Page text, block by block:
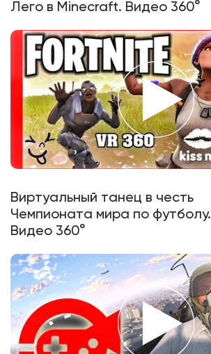
Лего в Minecraft. Видео 360°
Виртуальный танец в честь
Чемпионата мира по футболу.
Видео 360°